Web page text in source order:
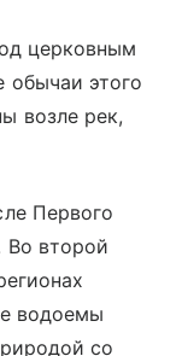
церковным
обычаи этого
возле рек,
Первого
Во второй
водоемы
со